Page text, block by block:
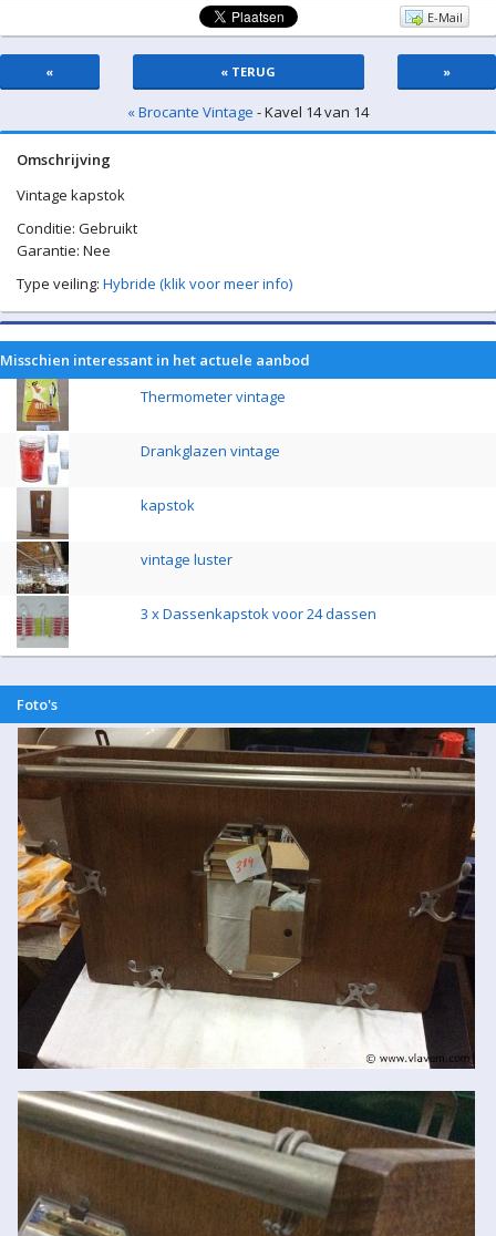
E-Mail
« « TERUG »
« Brocante Vintage - Kavel 14 van 14
Omschrijving
Vintage kapstok
Conditie: Gebruikt
Garantie: Nee
Type veiling: Hybride (klik voor meer info)
Misschien interessant in het actuele aanbod
Thermometer vintage
Drankglazen vintage
kapstok
vintage luster
3 x Dassenkapstok voor 24 dassen
Foto's